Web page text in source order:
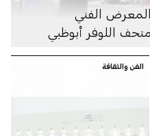
بن زايد يزور المعرض الفني
اللوفر أبوظبي
الفن والثقافة